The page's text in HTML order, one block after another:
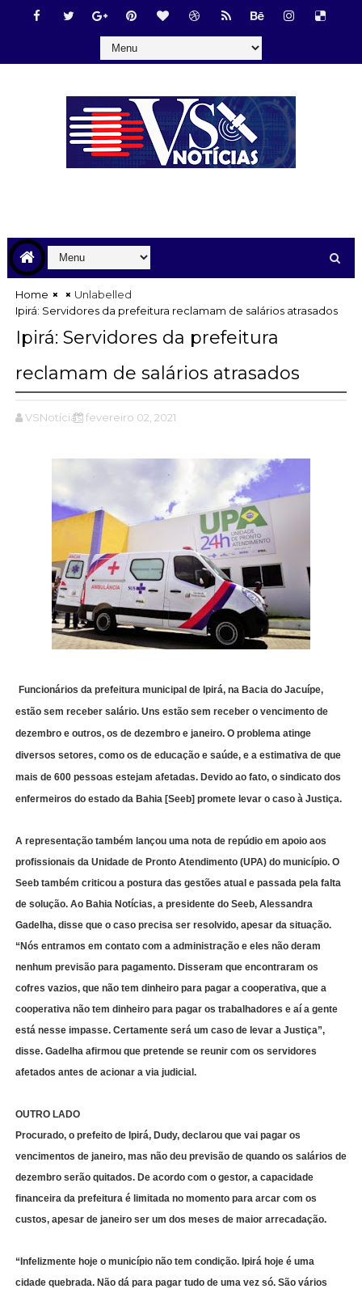
Home
Unlabelled
Ipirá: Servidores da prefeitura reclamam de salários atrasados
Ipirá: Servidores da prefeitura
reclamam de salários atrasados
VSNotícias fevereiro 02, 2021
Funcionários da prefeitura municipal de Ipirá, na Bacia do Jacuípe,
estão sem receber salário. Uns estão sem receber o vencimento de
dezembro e outros, os de dezembro e janeiro. O problema atinge
diversos setores, como os de educação e saúde, e a estimativa de que
mais de 600 pessoas estejam afetadas. Devido ao fato, o sindicato dos
enfermeiros do estado da Bahia [Seeb] promete levar o caso à Justiça.
A representação também lançou uma nota de repúdio em apoio aos
profissionais da Unidade de Pronto Atendimento (UPA) do município. O
Seeb também criticou a postura das gestões atual e passada pela falta
de solução. Ao Bahia Notícias, a presidente do Seeb, Alessandra
Gadelha, disse que o caso precisa ser resolvido, apesar da situação.
“Nós entramos em contato com a administração e eles não deram
nenhum previsão para pagamento. Disseram que encontraram os
cofres vazios, que não tem dinheiro para pagar a cooperativa, que a
cooperativa não tem dinheiro para pagar os trabalhadores e aí a gente
está nesse impasse. Certamente será um caso de levar a Justiça”,
disse. Gadelha afirmou que pretende se reunir com os servidores
afetados antes de acionar a via judicial.
OUTRO LADO
Procurado, o prefeito de Ipirá, Dudy, declarou que vai pagar os
vencimentos de janeiro, mas não deu previsão de quando os salários de
dezembro serão quitados. De acordo com o gestor, a capacidade
financeira da prefeitura é limitada no momento para arcar com os
custos, apesar de janeiro ser um dos meses de maior arrecadação.
“Infelizmente hoje o município não tem condição. Ipirá hoje é uma
cidade quebrada. Não dá para pagar tudo de uma vez só. São vários